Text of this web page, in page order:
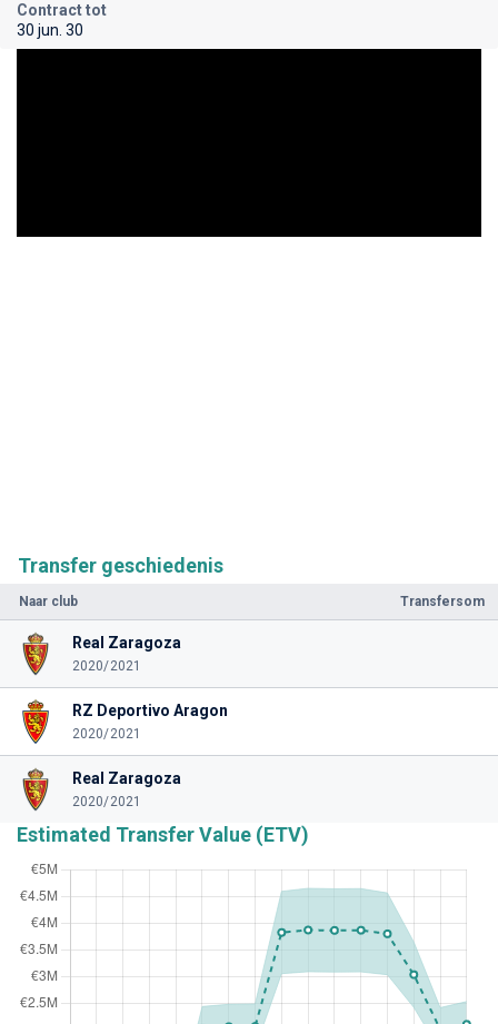
Transfer geschiedenis
Naar club Transfersom
Real Zaragoza
2020/2021
RZ Deportivo Aragon
2020/2021
Real Zaragoza
2020/2021
Estimated Transfer Value (ETV)
Contract tot
30 jun. 30